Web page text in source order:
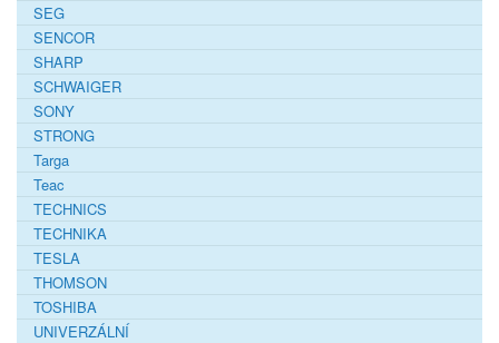
SEG
SENCOR
SHARP
SCHWAIGER
SONY
STRONG
Targa
Teac
TECHNICS
TECHNIKA
TESLA
THOMSON
TOSHIBA
UNIVERZÁLNÍ